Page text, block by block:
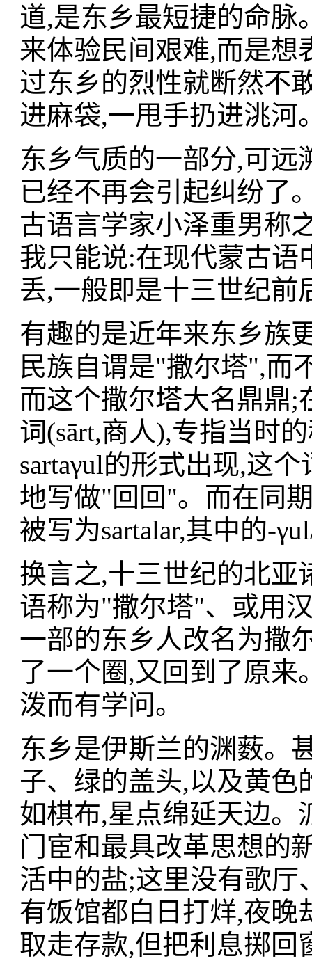
道,是东乡最短捷的命脉
来体验民间艰难,而是
过东乡的烈性就断然不
进麻袋,一甩手扔进洮河
东乡气质的一部分,可远
已经不再会引起纠纷了
古语言学家小泽重男称
我只能说:在现代蒙古语
丢,一般即是十三世纪
有趣的是近年来东乡族
民族自谓是"撒尔塔",而
而这个撒尔塔大名鼎鼎;
词(sārt,商人),专指当时
sartaγul的形式出现,这
地写做"回回"。而在同
被写为sartalar,其中的-
换言之,十三世纪的北亚
语称为"撒尔塔"、或用
一部的东乡人改名为撒
了一个圈,又回到了原来
泼而有学问。
东乡是伊斯兰的渊薮。
子、绿的盖头,以及黄色
如棋布,星点绵延天边。
门宦和最具改革思想的
活中的盐;这里没有歌厅
有饭馆都白日打烊,夜晚
取走存款,但把利息掷回